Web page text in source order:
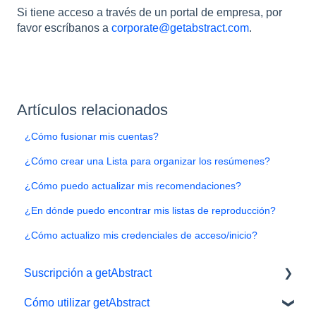
Si tiene acceso a través de un portal de empresa, por
favor escríbanos a corporate@getabstract.com.
Artículos relacionados
¿Cómo fusionar mis cuentas?
¿Cómo crear una Lista para organizar los resúmenes?
¿Cómo puedo actualizar mis recomendaciones?
¿En dónde puedo encontrar mis listas de reproducción?
¿Cómo actualizo mis credenciales de acceso/inicio?
Suscripción a getAbstract
Gestionar la suscripción
Cómo utilizar getAbstract